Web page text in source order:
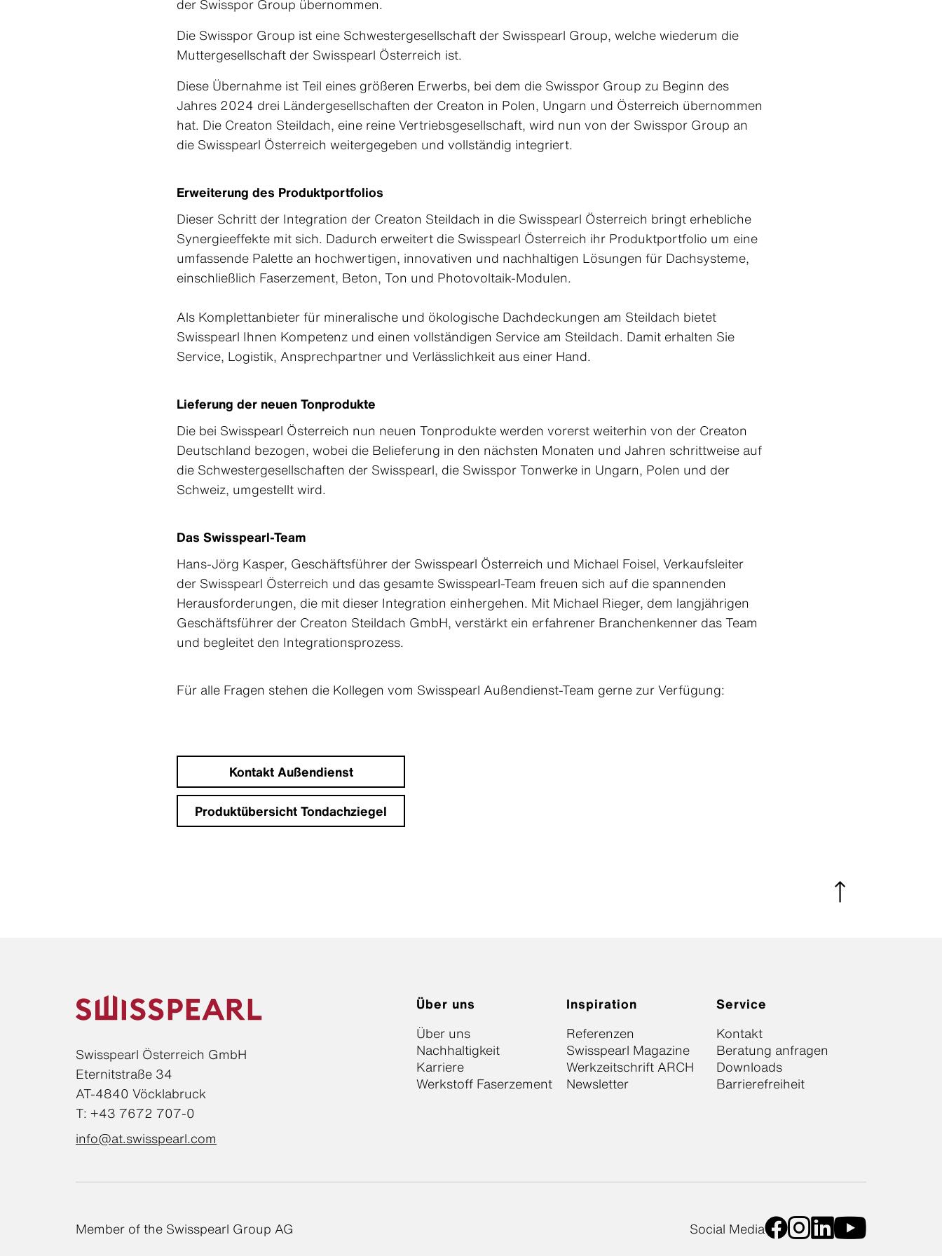
Produktübersicht Downloadcenter Kontakt
Patina Rough NXT
Patina Structure NXT
Purio Ondapress
Nobilis Ondapress R-Color
Produktübersicht Downloadcenter Kontakt
Produktübersicht Downloadcenter Kontakt
Produktübersicht Downloadcenter Kontakt
Produktübersicht Downloadcenter Kontakt
der Swisspor Group übernommen.
Die Swisspor Group ist eine Schwestergesellschaft der Swisspearl Group, welche wiederum die
Muttergesellschaft der Swisspearl Österreich ist.
Diese Übernahme ist Teil eines größeren Erwerbs, bei dem die Swisspor Group zu Beginn des
Jahres 2024 drei Ländergesellschaften der Creaton in Polen, Ungarn und Österreich übernommen
hat. Die Creaton Steildach, eine reine Vertriebsgesellschaft, wird nun von der Swisspor Group an
die Swisspearl Österreich weitergegeben und vollständig integriert.
Erweiterung des Produktportfolios
Dieser Schritt der Integration der Creaton Steildach in die Swisspearl Österreich bringt erhebliche
Synergieeffekte mit sich. Dadurch erweitert die Swisspearl Österreich ihr Produktportfolio um eine
umfassende Palette an hochwertigen, innovativen und nachhaltigen Lösungen für Dachsysteme,
einschließlich Faserzement, Beton, Ton und Photovoltaik-Modulen.
Als Komplettanbieter für mineralische und ökologische Dachdeckungen am Steildach bietet
Swisspearl Ihnen Kompetenz und einen vollständigen Service am Steildach. Damit erhalten Sie
Service, Logistik, Ansprechpartner und Verlässlichkeit aus einer Hand.
Lieferung der neuen Tonprodukte
Die bei Swisspearl Österreich nun neuen Tonprodukte werden vorerst weiterhin von der Creaton
Deutschland bezogen, wobei die Belieferung in den nächsten Monaten und Jahren schrittweise auf
die Schwestergesellschaften der Swisspearl, die Swisspor Tonwerke in Ungarn, Polen und der
Schweiz, umgestellt wird.
Das Swisspearl-Team
Hans-Jörg Kasper, Geschäftsführer der Swisspearl Österreich und Michael Foisel, Verkaufsleiter
der Swisspearl Österreich und das gesamte Swisspearl-Team freuen sich auf die spannenden
Herausforderungen, die mit dieser Integration einhergehen. Mit Michael Rieger, dem langjährigen
Geschäftsführer der Creaton Steildach GmbH, verstärkt ein erfahrener Branchenkenner das Team
und begleitet den Integrationsprozess.
Für alle Fragen stehen die Kollegen vom Swisspearl Außendienst-Team gerne zur Verfügung:
Kontakt Außendienst
Produktübersicht Tondachziegel
Swisspearl Österreich GmbH
Eternitstraße 34
AT-4840 Vöcklabruck
T: +43 7672 707-0
info@at.swisspearl.com
Über uns
Über uns
Nachhaltigkeit
Karriere
Werkstoff Faserzement
Inspiration
Referenzen
Swisspearl Magazine
Werkzeitschrift ARCH
Newsletter
Service
Kontakt
Beratung anfragen
Downloads
Barrierefreiheit
Member of the Swisspearl Group AG Social Media